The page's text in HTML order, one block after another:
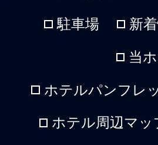
駐車場 新
当
ホテルパンフレ
ホテル周辺マッ